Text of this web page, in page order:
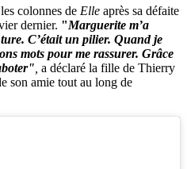
colonnes de Elle après sa défaite
dernier. "Marguerite m’a
C’était un pilier. Quand je
mots pour me rassurer. Grâce
, a déclaré la fille de Thierry
son amie tout au long de